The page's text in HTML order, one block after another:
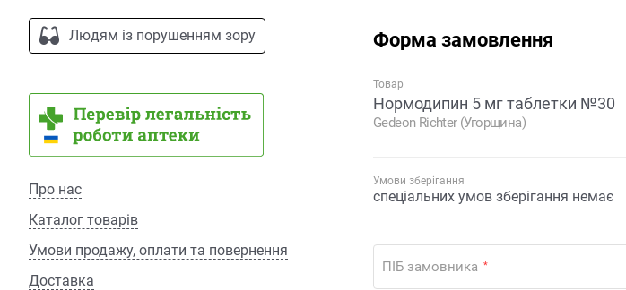
Людям із порушенням зору
Про нас
Каталог товарів
Умови продажу, оплати та повернення
Доставка
Форма замовлення
Товар
Нормодипин 5 мг таблетки №30
Gedeon Richter (Угорщина)
Умови зберігання
спеціальних умов зберігання немає
ПІБ замовника *